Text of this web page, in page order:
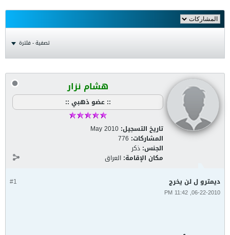
تصفية - فلترة
هشام نزار
:: عضو ذهبي ::
تاريخ التسجيل: May 2010
المشاركات: 776
الجنس: ذكر
مكان الإقامة: العراق
#1 ديمترو ل لن يخرج
06-22-2010, 11:42 PM